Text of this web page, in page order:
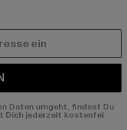
Daten umgeht, findest Du
Dich jederzeit kostenfei